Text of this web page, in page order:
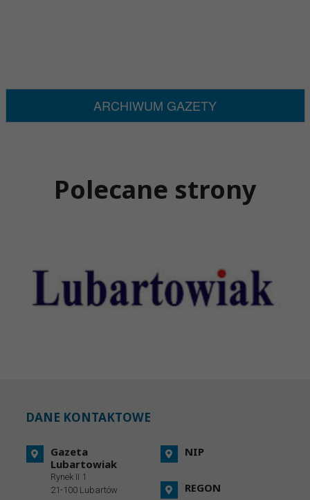
ARCHIWUM GAZETY
Polecane strony
DANE KONTAKTOWE
Gazeta
Lubartowiak
Rynek II 1
21-100 Lubartów
NIP
REGON